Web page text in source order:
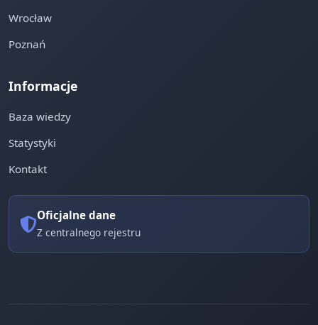
Wrocław
Poznań
Informacje
Baza wiedzy
Statystyki
Kontakt
Oficjalne dane
Z centralnego rejestru